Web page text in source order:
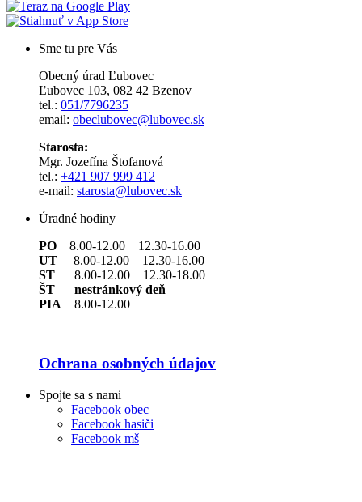
Sme tu pre Vás
Obecný úrad Ľubovec
Ľubovec 103, 082 42 Bzenov
tel.: 051/7796235
email: obeclubovec@lubovec.sk
Starosta:
Mgr. Jozefína Štofanová
tel.: +421 907 999 412
e-mail: starosta@lubovec.sk
Úradné hodiny
PO 8.00-12.00 12.30-16.00
UT 8.00-12.00 12.30-16.00
ST 8.00-12.00 12.30-18.00
ŠT nestránkový deň
PIA 8.00-12.00
Ochrana osobných údajov
Spojte sa s nami
Facebook obec
Facebook hasiči
Facebook mš